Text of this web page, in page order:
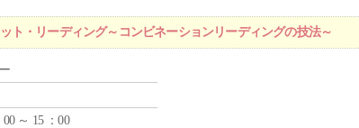
ト・リーディング～コンビネーションリーディングの技法～
00 ～ 15 ：00